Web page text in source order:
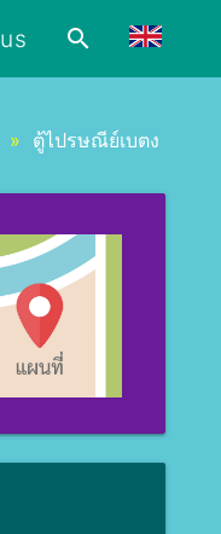
search
» ตู้ไปรษณีย์เบตง